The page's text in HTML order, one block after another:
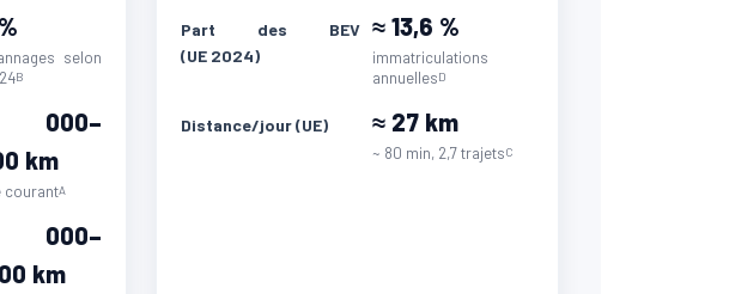
selon
B
km
courantA
km
Part des BEV
(UE 2024)
≈ 13,6 %
immatriculations
annuellesD
Distance/jour (UE) ≈ 27 km
~ 80 min, 2,7 trajetsC